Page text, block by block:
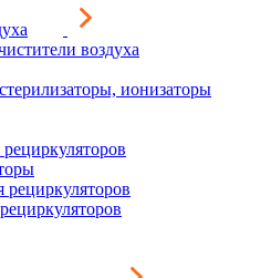
воздуха
ионизаторы
рециркуляторов